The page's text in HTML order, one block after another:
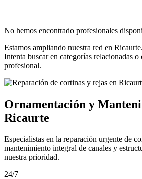
No hemos encontrado profesionales
Estamos ampliando nuestra red en Ricaurte.
Intenta buscar en categorías relacionadas o
profesional.
Ornamentación y
Ricaurte
Especialistas en la reparación urgente de
mantenimiento integral de canales y
nuestra prioridad.
24/7